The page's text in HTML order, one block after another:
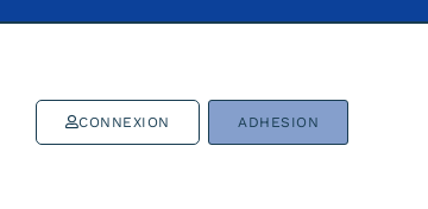
CONNEXION ADHESION